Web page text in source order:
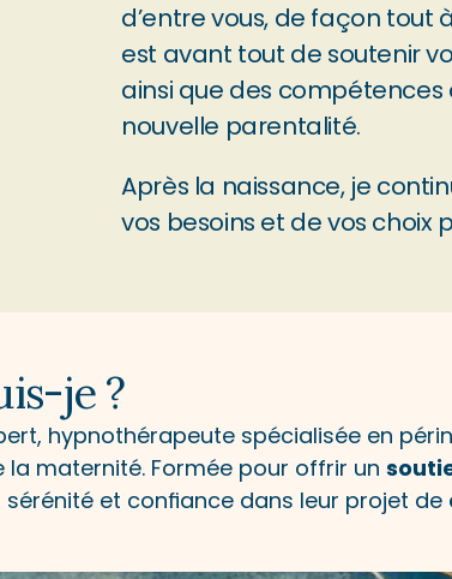
d’entre vous, de façon
est avant tout de soutenir
ainsi que des
nouvelle parentalité.
Après la naissance, je
vos besoins et de vos choix
je ?
hypnothérapeute spécialisée en
la maternité. Formée pour offrir un
et confiance dans leur projet de